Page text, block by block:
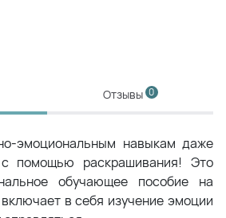
Отзывы 0
эмоциональным навыкам даже
помощью раскрашивания! Это
обучающее пособие на
в себя изучение эмоции